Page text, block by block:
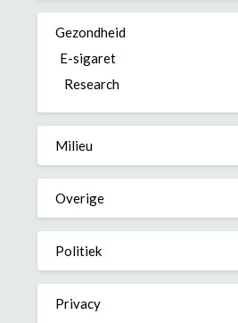
Gezondheid
E-sigaret
Research
Milieu
Overige
Politiek
Privacy